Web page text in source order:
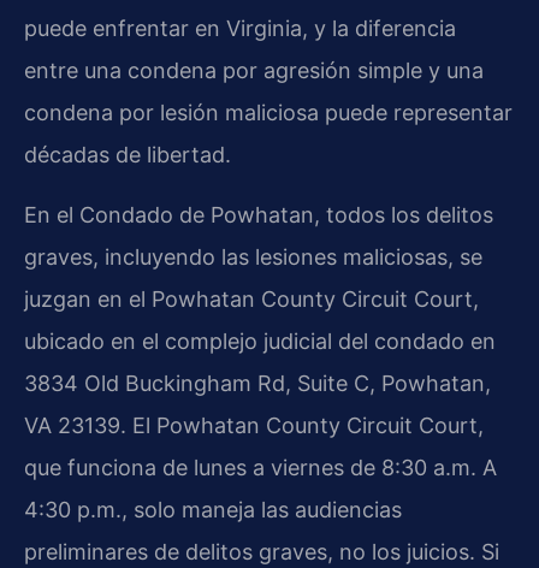
puede enfrentar en Virginia, y la diferencia
entre una condena por agresión simple y una
condena por lesión maliciosa puede representar
décadas de libertad.
En el Condado de Powhatan, todos los delitos
graves, incluyendo las lesiones maliciosas, se
juzgan en el Powhatan County Circuit Court,
ubicado en el complejo judicial del condado en
3834 Old Buckingham Rd, Suite C, Powhatan,
VA 23139. El Powhatan County Circuit Court,
que funciona de lunes a viernes de 8:30 a.m. A
4:30 p.m., solo maneja las audiencias
preliminares de delitos graves, no los juicios. Si